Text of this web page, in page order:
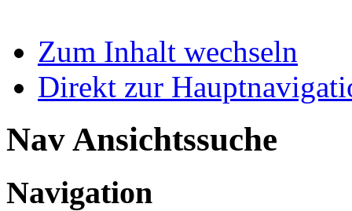
Zum Inhalt wechseln
Direkt zur
Nav Ansichtssuche
Navigation